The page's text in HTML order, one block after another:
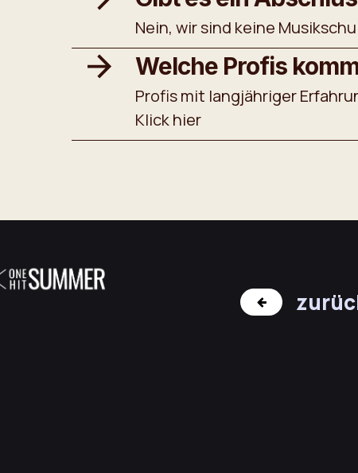
Nein, wir sind keine
Welche Profis
Profis mit langjähriger
Klick hier